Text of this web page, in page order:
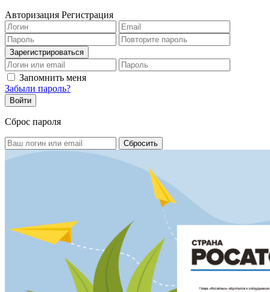
Авторизация Регистрация
Запомнить меня
Забыли пароль?
Сброс пароля